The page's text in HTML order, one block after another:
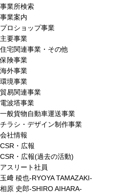
事業所検索
事業案内
プロショップ事業
主要事業
住宅関連事業・その他
保険事業
海外事業
環境事業
貿易関連事業
電波塔事業
一般貨物自動車運送事業
チラシ・デザイン制作事業
会社情報
CSR・広報
CSR・広報(過去の活動)
アスリート社員
玉﨑 稜也-RYOYA TAMAZAKI-
相原 史郎-SHIRO AIHARA-